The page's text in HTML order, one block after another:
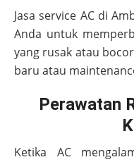
Jasa service AC di
Anda untuk
yang rusak atau
baru atau
Perawatan
Ketika AC